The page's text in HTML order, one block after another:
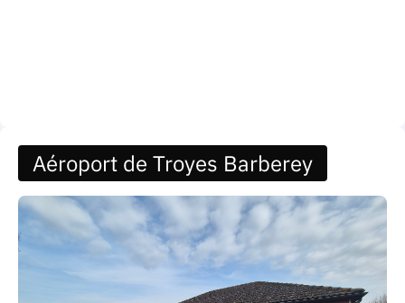
Aéroport de Troyes Barberey